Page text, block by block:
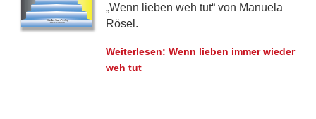
„Wenn lieben weh tut“ von Manuela
Rösel.
Weiterlesen: Wenn lieben immer wieder
weh tut